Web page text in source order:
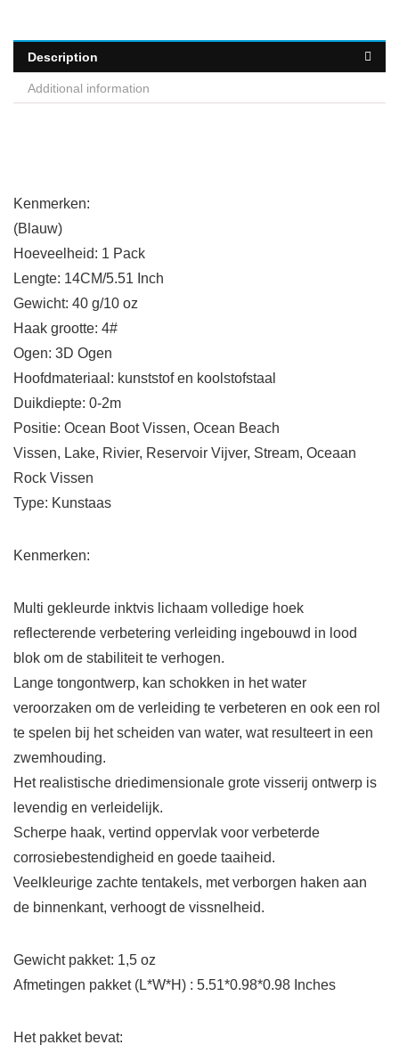
Description
Additional information
Kenmerken:
(Blauw)
Hoeveelheid: 1 Pack
Lengte: 14CM/5.51 Inch
Gewicht: 40 g/10 oz
Haak grootte: 4#
Ogen: 3D Ogen
Hoofdmateriaal: kunststof en koolstofstaal
Duikdiepte: 0-2m
Positie: Ocean Boot Vissen, Ocean Beach
Vissen, Lake, Rivier, Reservoir Vijver, Stream, Oceaan
Rock Vissen
Type: Kunstaas
Kenmerken:
Multi gekleurde inktvis lichaam volledige hoek
reflecterende verbetering verleiding ingebouwd in lood
blok om de stabiliteit te verhogen.
Lange tongontwerp, kan schokken in het water
veroorzaken om de verleiding te verbeteren en ook een rol
te spelen bij het scheiden van water, wat resulteert in een
zwemhouding.
Het realistische driedimensionale grote visserij ontwerp is
levendig en verleidelijk.
Scherpe haak, vertind oppervlak voor verbeterde
corrosiebestendigheid en goede taaiheid.
Veelkleurige zachte tentakels, met verborgen haken aan
de binnenkant, verhoogt de vissnelheid.
Gewicht pakket: 1,5 oz
Afmetingen pakket (L*W*H) : 5.51*0.98*0.98 Inches
Het pakket bevat: